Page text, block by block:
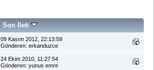
Son İleti
09 Kasım 2012, 22:13:59
Gönderen: erkanduzce
24 Ekim 2010, 11:27:54
Gönderen: yunus emre